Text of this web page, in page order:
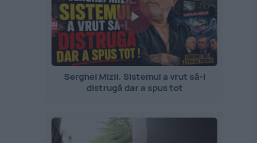
Serghei Mizil. Sistemul a vrut să-l
distrugă dar a spus tot